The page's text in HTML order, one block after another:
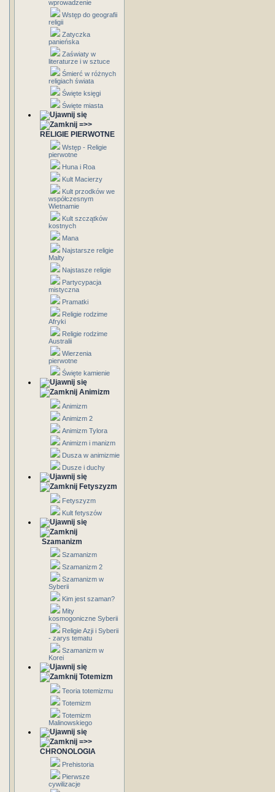
wprowadzenie
Wstęp do geografii
religii
Zatyczka
panieńska
Zaświaty w
literaturze i w sztuce
Śmierć w różnych
religiach świata
Święte księgi
Święte miasta
=>>
RELIGIE PIERWOTNE
Wstęp - Religie
pierwotne
Huna i Roa
Kult Macierzy
Kult przodków we
współczesnym
Wietnamie
Kult szczątków
kostnych
Mana
Najstarsze religie
Malty
Najstasze religie
Partycypacja
mistyczna
Pramatki
Religie rodzime
Afryki
Religie rodzime
Australii
Wierzenia
pierwotne
Święte kamienie
Animizm
Animizm
Animizm 2
Animizm Tylora
Animizm i manizm
Dusza w animizmie
Dusze i duchy
Fetyszyzm
Fetyszyzm
Kult fetyszów
Szamanizm
Szamanizm
Szamanizm 2
Szamanizm w
Syberii
Kim jest szaman?
Mity
kosmogoniczne Syberii
Religie Azji i Syberii
- zarys tematu
Szamanizm w
Korei
Totemizm
Teoria totemizmu
Totemizm
Totemizm
Malinowskiego
=>>
CHRONOLOGIA
Prehistoria
Pierwsze
cywilizacje